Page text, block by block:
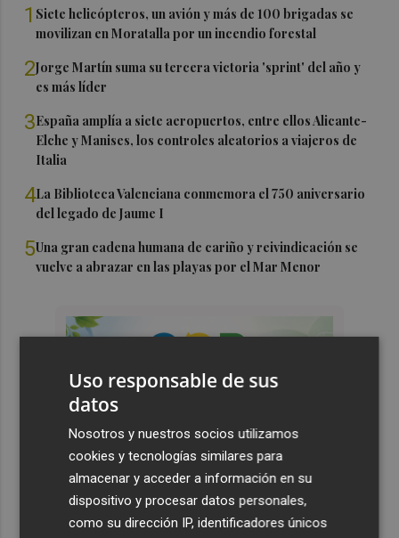
1 Siete helicópteros, un avión y más de 100 brigadas se
movilizan en Moratalla por un incendio forestal
2Jorge Martín suma su tercera victoria 'sprint' del año y
es más líder
3España amplía a siete aeropuertos, entre ellos Alicante-
Elche y Manises, los controles aleatorios a viajeros de
Italia
4La Biblioteca Valenciana conmemora el 750 aniversario
del legado de Jaume I
5Una gran cadena humana de cariño y reivindicación se
vuelve a abrazar en las playas por el Mar Menor
Uso responsable de sus
datos
Nosotros y nuestros socios utilizamos
cookies y tecnologías similares para
almacenar y acceder a información en su
dispositivo y procesar datos personales,
como su dirección IP, identificadores únicos